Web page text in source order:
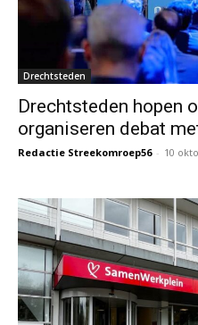
Drechtsteden
Drechtsteden hopen
organiseren debat
Redactie Streekomroep56 - 10